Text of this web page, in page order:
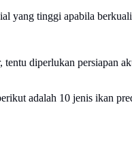
yang tinggi apabila
diperlukan persiapan
adalah 10 jenis ikan